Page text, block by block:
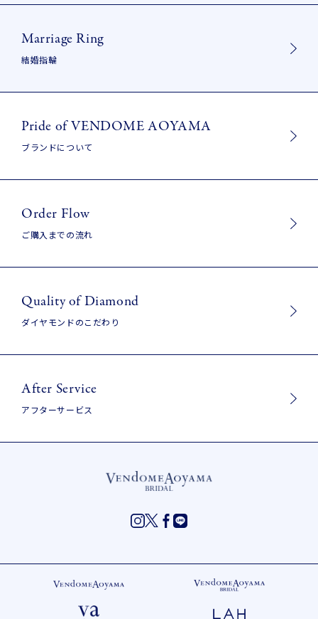
Marriage Ring
結婚指輪
Pride of VENDOME AOYAMA
ブランドについて
Order Flow
ご購入までの流れ
Quality of Diamond
ダイヤモンドのこだわり
After Service
アフターサービス